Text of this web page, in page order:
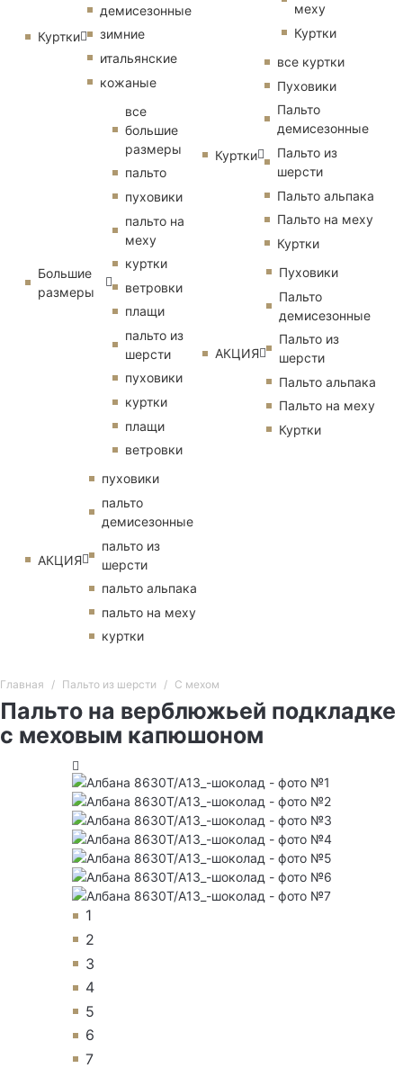
Куртки
демисезонные
зимние
итальянские
кожаные
Большие
размеры
все
большие
размеры
пальто
пуховики
пальто на
меху
куртки
ветровки
плащи
пальто из
шерсти
пуховики
куртки
плащи
ветровки
АКЦИЯ
пуховики
пальто
демисезонные
пальто из
шерсти
пальто альпака
пальто на меху
куртки
меху
Куртки
Куртки
все куртки
Пуховики
Пальто
демисезонные
Пальто из
шерсти
Пальто альпака
Пальто на меху
Куртки
АКЦИЯ
Пуховики
Пальто
демисезонные
Пальто из
шерсти
Пальто альпака
Пальто на меху
Куртки
Главная Пальто из шерсти С мехом
Пальто на верблюжьей подкладке
с меховым капюшоном
1
2
3
4
5
6
7